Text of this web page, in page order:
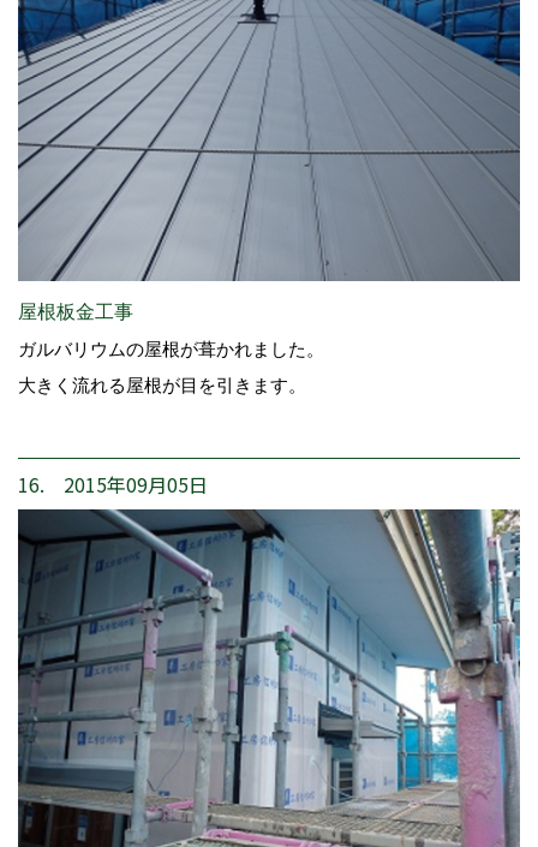
屋根板金工事
ガルバリウムの屋根が葺かれました。
大きく流れる屋根が目を引きます。
16. 2015年09月05日